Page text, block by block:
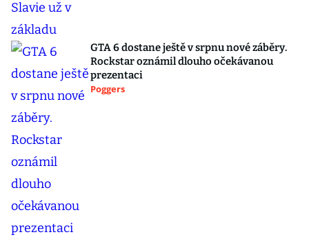
GTA 6 dostane ještě v srpnu nové záběry.
Rockstar oznámil dlouho očekávanou
prezentaci
Poggers